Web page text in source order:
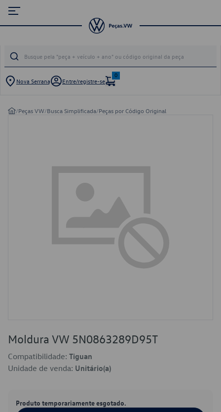
Nova Serrana Entre/registre-se
0
/Peças VW/Busca Simplificada/Peças por Código Original
Moldura VW 5N0863289D95T
Compatibilidade: Tiguan
Unidade de venda: Unitário(a)
Produto temporariamente esgotado.